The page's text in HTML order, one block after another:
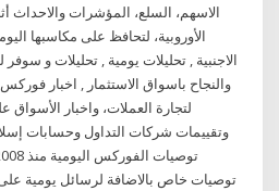
الاسهم، السلع، المؤشرات والاحداث
الأوروبية، لتحافظ على مكاسبها
الاجنبية , تحليلات يومية , تحليلات و
والنجاح باسواق الاستثمار , اخبار
لتجارة العملات، واخبار
وتقييمات شركات التداول وحسابات
توصيات خاص بالاضافة لرسائل يومية